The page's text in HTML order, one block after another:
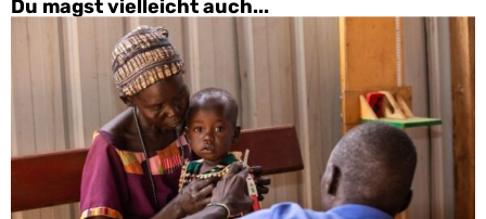
Du magst vielleicht auch...